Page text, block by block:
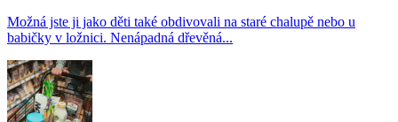
Možná jste ji jako děti také obdivovali na staré chalupě nebo u
babičky v ložnici. Nenápadná dřevěná...